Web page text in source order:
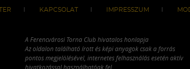
KAPCSOLAT IMPRESSZUM
A Ferencvárosi Torna Club hivatalos honlapja
Az oldalon található írott és képi anyagok csak a forrás
pontos megjelölésével, internetes felhasználás esetén aktív
hivatkozással használhatóak fel.